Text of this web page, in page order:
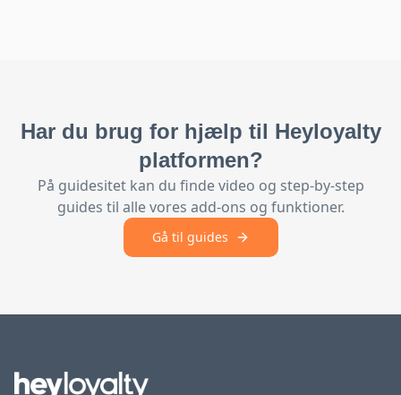
Har du brug for hjælp til Heyloyalty
platformen?
På guidesitet kan du finde video og step-by-step
guides til alle vores add-ons og funktioner.
Gå til guides